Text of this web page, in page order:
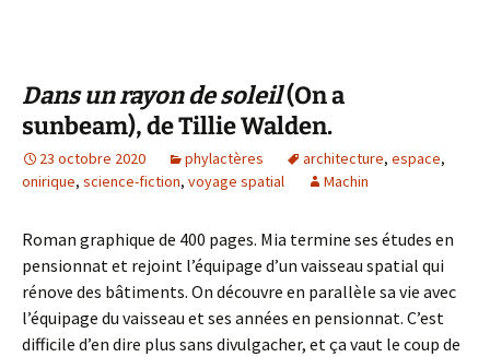
Dans un rayon de soleil(On a
sunbeam), de Tillie Walden.
23 octobre 2020 phylactères architecture, espace,
onirique, science-fiction, voyage spatial Machin
Roman graphique de 400 pages. Mia termine ses études en
pensionnat et rejoint l’équipage d’un vaisseau spatial qui
rénove des bâtiments. On découvre en parallèle sa vie avec
l’équipage du vaisseau et ses années en pensionnat. C’est
difficile d’en dire plus sans divulgacher, et ça vaut le coup de